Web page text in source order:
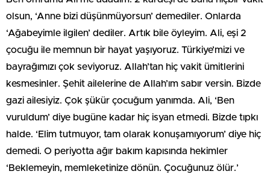
olsun, ‘Anne bizi düşünmüyorsun’ demediler. Onlarda
‘Ağabeyimle ilgilen’ dediler. Artık bile öyleyim. Ali, eşi 2
çocuğu ile memnun bir hayat yaşıyoruz. Türkiye’mizi ve
bayrağımızı çok seviyoruz. Allah’tan hiç vakit ümitlerini
kesmesinler. Şehit ailelerine de Allah’ım sabır versin. Bizde
gazi ailesiyiz. Çok şükür çocuğum yanımda. Ali, ‘Ben
vuruldum’ diye bugüne kadar hiç isyan etmedi. Bizde tıpkı
halde. ‘Elim tutmuyor, tam olarak konuşamıyorum’ diye hiç
demedi. O periyotta ağır bakım kapısında hekimler
‘Beklemeyin, memleketinize dönün. Çocuğunuz ölür.’